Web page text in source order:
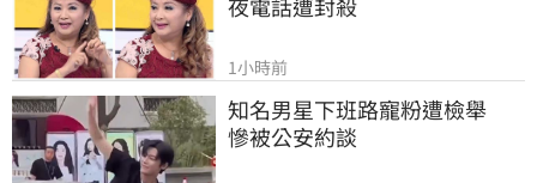
夜電話遭封殺
1小時前
知名男星下班路寵粉遭檢舉
慘被公安約談